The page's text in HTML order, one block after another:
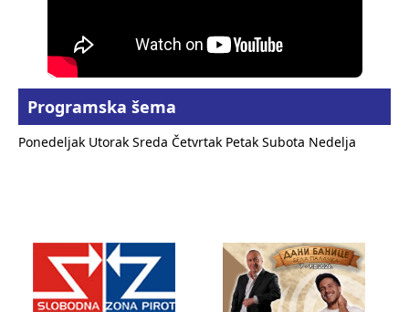
Programska šema
Ponedeljak Utorak Sreda Četvrtak Petak Subota Nedelja